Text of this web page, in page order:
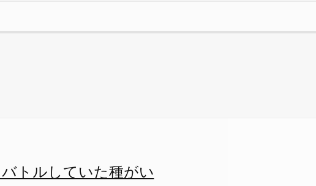
トルしていた種がい